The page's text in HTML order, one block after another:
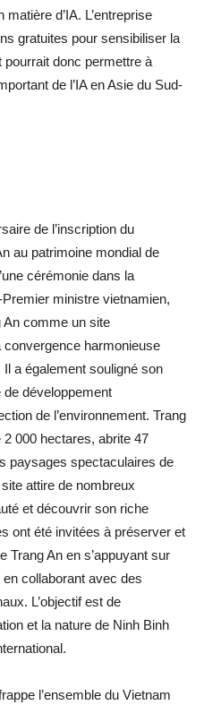
d’IA. L’entreprise
gratuites pour sensibiliser la
pourrait donc permettre à
de l’IA en Asie du Sud-
de l’inscription du
au patrimoine mondial de
cérémonie dans la
ministre vietnamien,
An comme un site
harmonieuse
a également souligné son
de développement
de l’environnement. Trang
2 000 hectares, abrite 47
paysages spectaculaires de
attire de nombreux
et découvrir son riche
ont été invitées à préserver et
Trang An en s’appuyant sur
collaborant avec des
L’objectif est de
et la nature de Ninh Binh
l’ensemble du Vietnam